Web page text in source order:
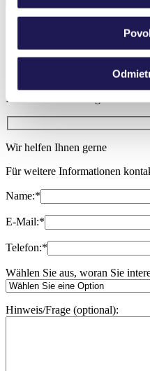
Sie haben noch
Rufen Sie uns an,
Ich brauche Beratung
Wir helfen Ihnen gerne
Für weitere Informationen
Name:*
E-Mail:*
Telefon:*
Wählen Sie aus, woran Sie
Hinweis/Frage (optional):